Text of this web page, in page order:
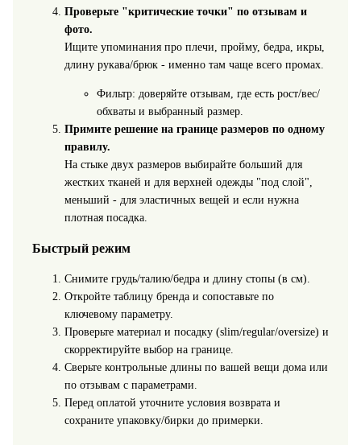
Проверьте "критические точки" по отзывам и
фото.
Ищите упоминания про плечи, пройму, бедра, икры,
длину рукава/брюк - именно там чаще всего промах.
Фильтр: доверяйте отзывам, где есть рост/вес/
обхваты и выбранный размер.
Примите решение на границе размеров по одному
правилу.
На стыке двух размеров выбирайте больший для
жестких тканей и для верхней одежды "под слой",
меньший - для эластичных вещей и если нужна
плотная посадка.
Быстрый режим
Снимите грудь/талию/бедра и длину стопы (в см).
Откройте таблицу бренда и сопоставьте по
ключевому параметру.
Проверьте материал и посадку (slim/regular/oversize) и
скорректируйте выбор на границе.
Сверьте контрольные длины по вашей вещи дома или
по отзывам с параметрами.
Перед оплатой уточните условия возврата и
сохраните упаковку/бирки до примерки.